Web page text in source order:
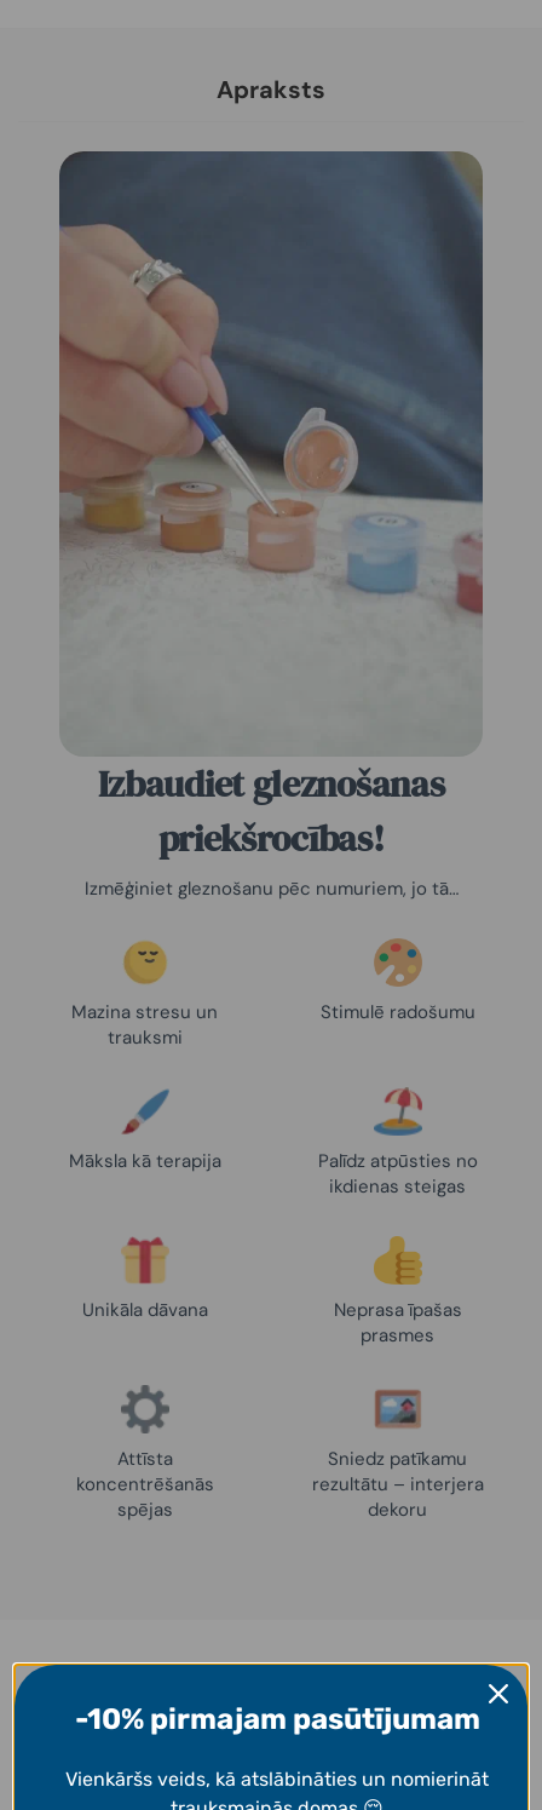
Apraksts
Izbaudiet gleznošanas
priekšrocības!
Izmēģiniet gleznošanu pēc numuriem, jo tā…
Mazina stresu un
trauksmi
Stimulē radošumu
Māksla kā terapija
Palīdz atpūsties no
ikdienas steigas
Unikāla dāvana
Neprasa īpašas
prasmes
Attīsta
koncentrēšanās
spējas
Sniedz patīkamu
rezultātu – interjera
dekoru
Iedvesmai
-10% pirmajam pasūtījumam
Vienkāršs veids, kā atslābināties un nomierināt